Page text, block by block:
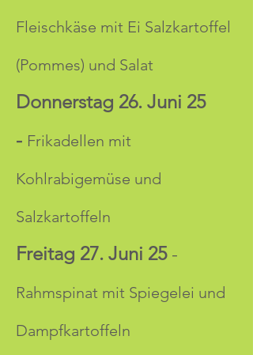
Fleischkäse mit Ei Salzkartoffel
(Pommes) und Salat
Donnerstag 26. Juni 25
- Frikadellen mit
Kohlrabigemüse und
Salzkartoffeln
Freitag 27. Juni 25 -
Rahmspinat mit Spiegelei und
Dampfkartoffeln